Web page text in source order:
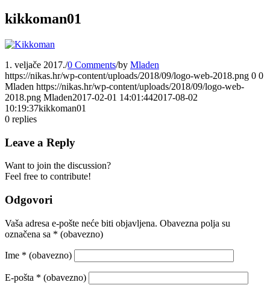
kikkoman01
1. veljače 2017./0 Comments/by Mladen
https://nikas.hr/wp-content/uploads/2018/09/logo-web-2018.png 0 0
Mladen https://nikas.hr/wp-content/uploads/2018/09/logo-web-
2018.png Mladen2017-02-01 14:01:442017-08-02
10:19:37kikkoman01
0 replies
Leave a Reply
Want to join the discussion?
Feel free to contribute!
Odgovori
Vaša adresa e-pošte neće biti objavljena. Obavezna polja su
označena sa * (obavezno)
Ime * (obavezno)
E-pošta * (obavezno)